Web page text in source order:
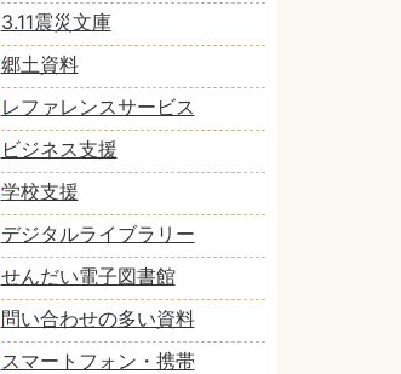
3.11震災文庫
郷土資料
レファレンスサービス
ビジネス支援
学校支援
デジタルライブラリー
せんだい電子図書館
問い合わせの多い資料
スマートフォン・携帯